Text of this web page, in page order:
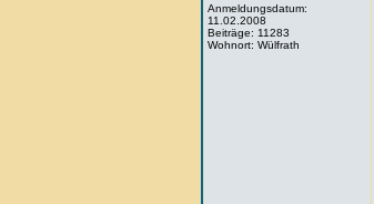
Anmeldungsdatum:
11.02.2008
Beiträge: 11283
Wohnort: Wülfrath